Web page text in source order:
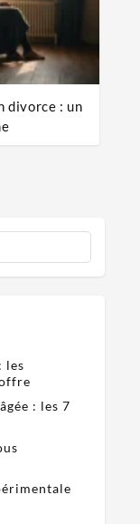
divorce : un
les
: les 7